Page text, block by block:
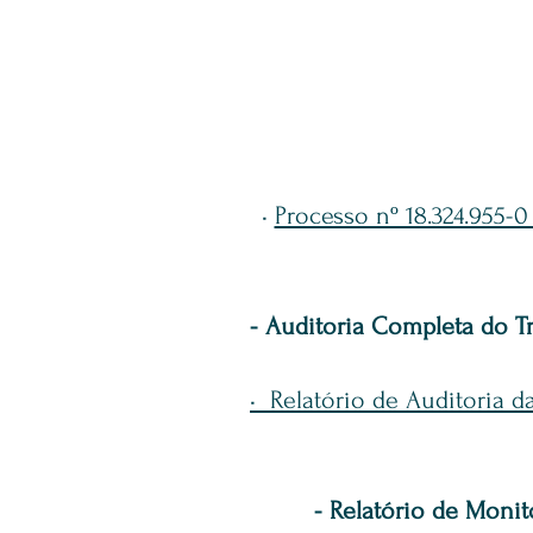
• Processo nº
- Auditoria Completa do
• Relatório de Auditoria
- Relatório de